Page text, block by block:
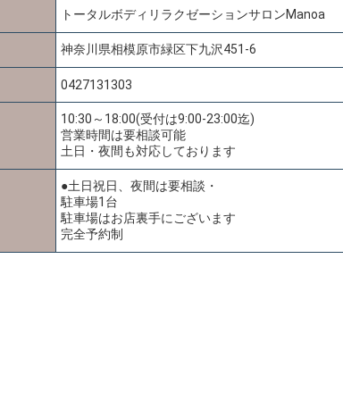
トータルボディリラクゼーションサロンManoa
神奈川県相模原市緑区下九沢451-6
0427131303
10:30～18:00(受付は9:00-23:00迄)
営業時間は要相談可能
土日・夜間も対応しております
●土日祝日、夜間は要相談・
駐車場1台
駐車場はお店裏手にございます
完全予約制